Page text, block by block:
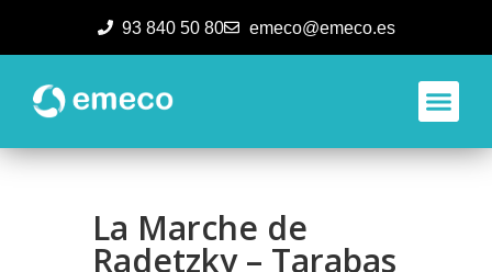
93 840 50 80 emeco@emeco.es
La Marche de
Radetzky – Tarabas